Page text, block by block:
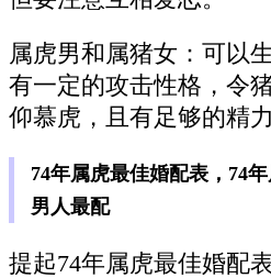
属虎男和属猪女：可以
有一定的攻击性格，令
仰慕虎，且有足够的精
74年属虎最佳婚配表，74
男人最配
提起74年属虎最佳婚配